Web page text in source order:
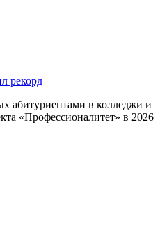
рекорд
абитуриентами в колледжи и
«Профессионалитет» в 2026